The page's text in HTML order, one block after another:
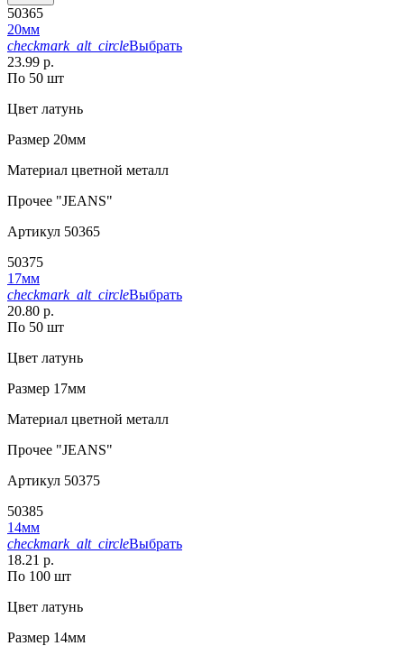
50365
20мм
checkmark_alt_circleВыбрать
23.99 р.
По 50 шт
Цвет латунь
Размер 20мм
Материал цветной металл
Прочее "JEANS"
Артикул 50365
50375
17мм
checkmark_alt_circleВыбрать
20.80 р.
По 50 шт
Цвет латунь
Размер 17мм
Материал цветной металл
Прочее "JEANS"
Артикул 50375
50385
14мм
checkmark_alt_circleВыбрать
18.21 р.
По 100 шт
Цвет латунь
Размер 14мм